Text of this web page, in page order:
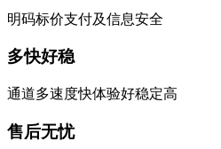
明码标价支付及信息安全
多快好稳
通道多速度快体验好稳定高
售后无忧